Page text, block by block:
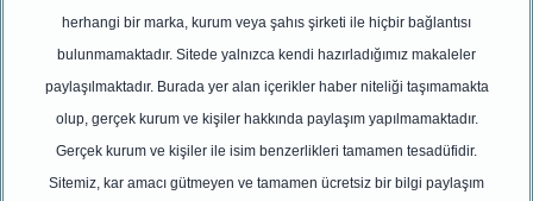
herhangi bir marka, kurum veya şahıs şirketi ile hiçbir bağlantısı
bulunmamaktadır. Sitede yalnızca kendi hazırladığımız makaleler
paylaşılmaktadır. Burada yer alan içerikler haber niteliği taşımamakta
olup, gerçek kurum ve kişiler hakkında paylaşım yapılmamaktadır.
Gerçek kurum ve kişiler ile isim benzerlikleri tamamen tesadüfidir.
Sitemiz, kar amacı gütmeyen ve tamamen ücretsiz bir bilgi paylaşım